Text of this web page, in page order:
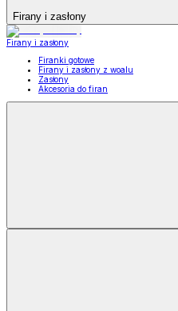
Firany i zasłony
Firany i zasłony
Firanki gotowe
Firany i zasłony z woalu
Zasłony
Akcesoria do firan